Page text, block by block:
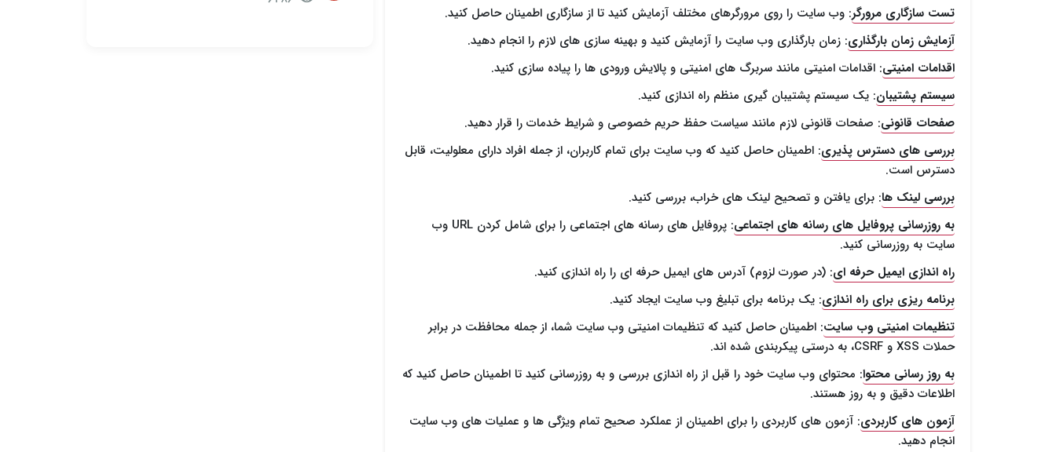
تست سازگاری مرورگر: وب سایت را روی مرورگرهای مختلف آزمایش کنید تا از سازگاری اطمینان حاصل کنید.
آزمایش زمان بارگذاری: زمان بارگذاری وب سایت را آزمایش کنید و بهینه سازی های لازم را انجام دهید.
اقدامات امنیتی: اقدامات امنیتی مانند سربرگ های امنیتی و پالایش ورودی ها را پیاده سازی کنید.
سیستم پشتیبان: یک سیستم پشتیبان گیری منظم راه اندازی کنید.
صفحات قانونی: صفحات قانونی لازم مانند سیاست حفظ حریم خصوصی و شرایط خدمات را قرار دهید.
بررسی های دسترس پذیری: اطمینان حاصل کنید که وب سایت برای تمام کاربران، از جمله افراد دارای معلولیت، قابل
دسترس است.
بررسی لینک ها: برای یافتن و تصحیح لینک های خراب، بررسی کنید.
به روزرسانی پروفایل های رسانه های اجتماعی
: پروفایل های رسانه های اجتماعی را برای شامل کردن URL وب
سایت به روزرسانی کنید.
راه اندازی ایمیل حرفه ای: (در صورت لزوم) آدرس های ایمیل حرفه ای را راه اندازی کنید.
برنامه ریزی برای راه اندازی: یک برنامه برای تبلیغ وب سایت ایجاد کنید.
تنظیمات امنیتی وب سایت: اطمینان حاصل کنید که تنظیمات امنیتی وب سایت شما، از جمله محافظت در برابر
حملات XSS و CSRF، به درستی پیکربندی شده اند.
به روز رسانی محتوا: محتوای وب سایت خود را قبل از راه اندازی بررسی و به روزرسانی کنید تا اطمینان حاصل کنید که
اطلاعات دقیق و به روز هستند.
آزمون های کاربردی: آزمون های کاربردی را برای اطمینان از عملکرد صحیح تمام ویژگی ها و عملیات های وب سایت
انجام دهید.